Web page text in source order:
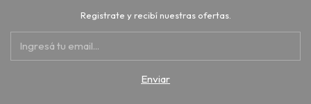
Registrate y recibí nuestras ofertas.